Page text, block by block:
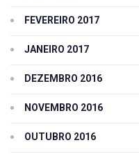
FEVEREIRO 2017
JANEIRO 2017
DEZEMBRO 2016
NOVEMBRO 2016
OUTUBRO 2016